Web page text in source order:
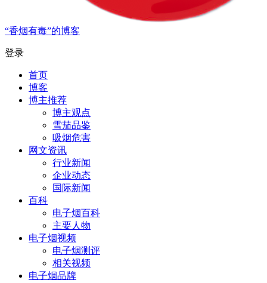
“香烟有毒”的博客
登录
首页
博客
博主推荐
博主观点
雪茄品鉴
吸烟危害
网文资讯
行业新闻
企业动态
国际新闻
百科
电子烟百科
主要人物
电子烟视频
电子烟测评
相关视频
电子烟品牌